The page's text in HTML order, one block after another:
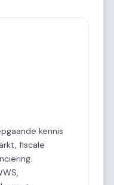
kennis
fiscale